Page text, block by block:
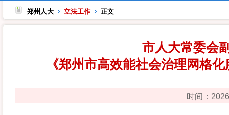
郑州人大 立法工作 正文
市人大常委会
《郑州市高效能社会治理网格
时间：